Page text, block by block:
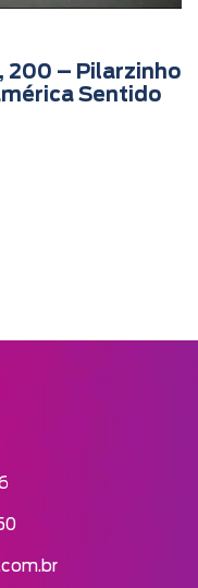
200 – Pilarzinho
Sentido